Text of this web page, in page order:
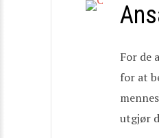
For de
for at
utgjør